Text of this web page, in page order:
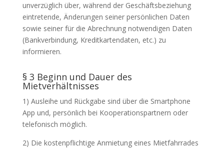
unverzüglich über, während der Geschäftsbeziehung
eintretende, Änderungen seiner persönlichen Daten
sowie seiner für die Abrechnung notwendigen Daten
(Bankverbindung, Kreditkartendaten, etc.) zu
informieren.
§ 3 Beginn und Dauer des
Mietverhältnisses
1) Ausleihe und Rückgabe sind über die Smartphone
App und, persönlich bei Kooperationspartnern oder
telefonisch möglich.
2) Die kostenpflichtige Anmietung eines Mietfahrrades